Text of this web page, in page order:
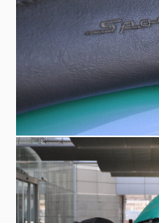
motocicletta,
illustrata della moto,
Shooting, video Andrea
Davidson.